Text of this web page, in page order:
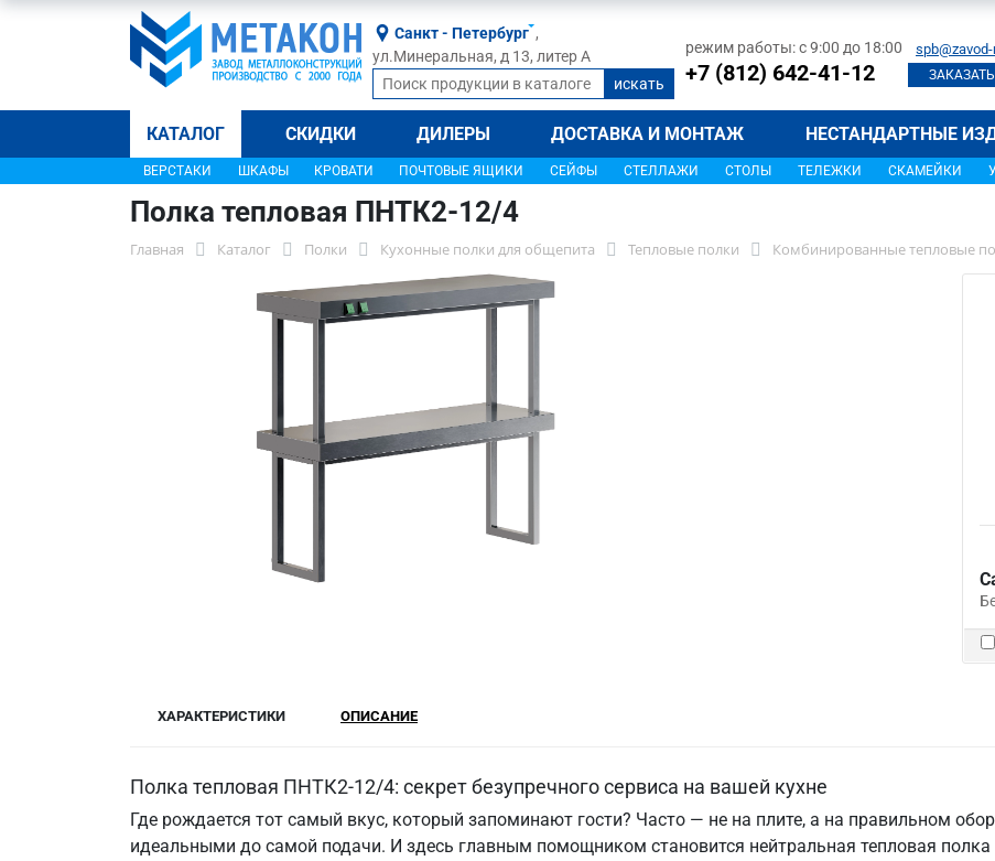
Санкт - Петербург ,
ул.Минеральная, д 13, литер А
режим работы: с 9:00 до 18:00
+7 (812) 642-41-12
КАТАЛОГ СКИДКИ ДИЛЕРЫ ДОСТАВКА И МОНТАЖ НЕСТАНДАРТНЫЕ
ВЕРСТАКИ ШКАФЫ КРОВАТИ ПОЧТОВЫЕ ЯЩИКИ СЕЙФЫ СТЕЛЛАЖИ СТОЛЫ ТЕЛЕЖКИ СКАМЕЙКИ
Полка тепловая ПНТК2-12/4
Главная Каталог Полки Кухонные полки для общепита Тепловые полки Комбинированные тепловые
ХАРАКТЕРИСТИКИ ОПИСАНИЕ
Полка тепловая ПНТК2-12/4: секрет безупречного сервиса на вашей кухне
Где рождается тот самый вкус, который запоминают гости? Часто — не на плите, а на правильном
идеальными до самой подачи. И здесь главным помощником становится нейтральная тепловая